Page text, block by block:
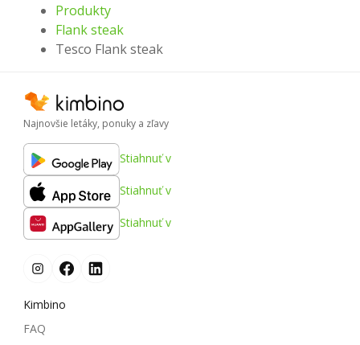
Produkty
Flank steak
Tesco Flank steak
Najnovšie letáky, ponuky a zľavy
Stiahnuť v
Stiahnuť v
Stiahnuť v
Kimbino
FAQ